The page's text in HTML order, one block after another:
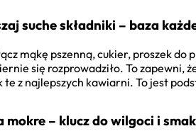
suche składniki – baza
mąkę pszenną, cukier, proszek
się rozprowadziło. To zapewni,
te z najlepszych kawiarni. To jest
mokre – klucz do wilgoci i